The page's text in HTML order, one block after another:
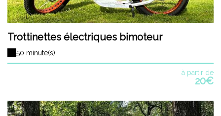
Trottinettes électriques bimoteur
50 minute(s)
à partir de
20€